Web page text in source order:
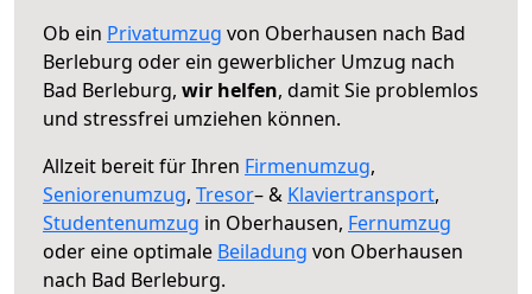
Ob ein Privatumzug von Oberhausen nach Bad
Berleburg oder ein gewerblicher Umzug nach
Bad Berleburg, wir helfen, damit Sie problemlos
und stressfrei umziehen können.
Allzeit bereit für Ihren Firmenumzug,
Seniorenumzug, Tresor– & Klaviertransport,
Studentenumzug in Oberhausen, Fernumzug
oder eine optimale Beiladung von Oberhausen
nach Bad Berleburg.